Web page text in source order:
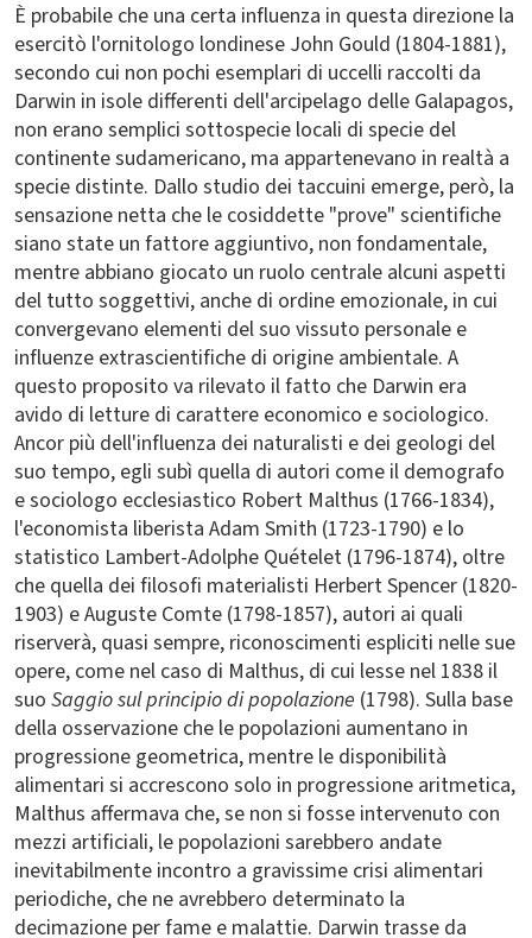
È probabile che una certa influenza in questa direzione la
esercitò l'ornitologo londinese John Gould (1804-1881),
secondo cui non pochi esemplari di uccelli raccolti da
Darwin in isole differenti dell'arcipelago delle Galapagos,
non erano semplici sottospecie locali di specie del
continente sudamericano, ma appartenevano in realtà a
specie distinte. Dallo studio dei taccuini emerge, però, la
sensazione netta che le cosiddette "prove" scientifiche
siano state un fattore aggiuntivo, non fondamentale,
mentre abbiano giocato un ruolo centrale alcuni aspetti
del tutto soggettivi, anche di ordine emozionale, in cui
convergevano elementi del suo vissuto personale e
influenze extrascientifiche di origine ambientale. A
questo proposito va rilevato il fatto che Darwin era
avido di letture di carattere economico e sociologico.
Ancor più dell'influenza dei naturalisti e dei geologi del
suo tempo, egli subì quella di autori come il demografo
e sociologo ecclesiastico Robert Malthus (1766-1834),
l'economista liberista Adam Smith (1723-1790) e lo
statistico Lambert-Adolphe Quételet (1796-1874), oltre
che quella dei filosofi materialisti Herbert Spencer (1820-
1903) e Auguste Comte (1798-1857), autori ai quali
riserverà, quasi sempre, riconoscimenti espliciti nelle sue
opere, come nel caso di Malthus, di cui lesse nel 1838 il
suo Saggio sul principio di popolazione (1798). Sulla base
della osservazione che le popolazioni aumentano in
progressione geometrica, mentre le disponibilità
alimentari si accrescono solo in progressione aritmetica,
Malthus affermava che, se non si fosse intervenuto con
mezzi artificiali, le popolazioni sarebbero andate
inevitabilmente incontro a gravissime crisi alimentari
periodiche, che ne avrebbero determinato la
decimazione per fame e malattie. Darwin trasse da